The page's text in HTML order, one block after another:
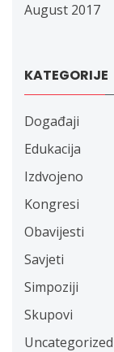
August 2017
KATEGORIJE
Događaji
Edukacija
Izdvojeno
Kongresi
Obavijesti
Savjeti
Simpoziji
Skupovi
Uncategorized